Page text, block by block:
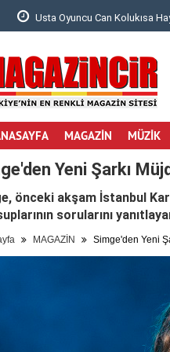
Usta Oyuncu Can Kolukısa Hayatını
MAGAZİN MÜZİK
Yeni Şarkı
önceki akşam İstanbul
sorularını
MAGAZİN Simge'den Yeni